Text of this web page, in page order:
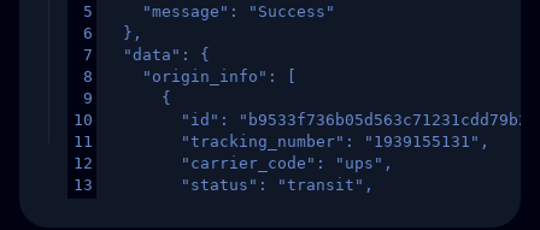
5
6
7
8
9
10
11
12
13
    "message": "Success"
  },
  "data": {
    "origin_info": [
      {
"id":
        "tracking_number": "1939155131",
        "carrier_code": "ups",
        "status": "transit",